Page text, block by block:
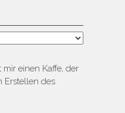
einen Kaffe, der
Erstellen des